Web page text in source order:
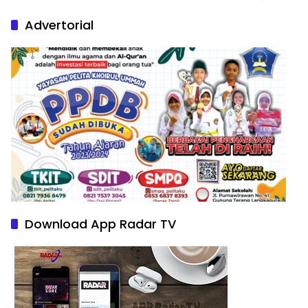
Advertorial
Download App Radar TV